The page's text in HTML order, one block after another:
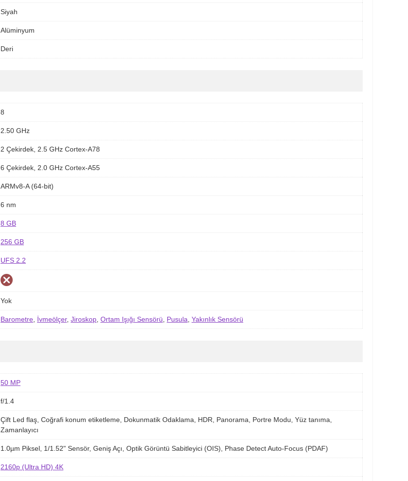
Siyah
Alüminyum
Deri
8
2.50 GHz
2 Çekirdek, 2.5 GHz Cortex-A78
6 Çekirdek, 2.0 GHz Cortex-A55
ARMv8-A (64-bit)
6 nm
8 GB
256 GB
UFS 2.2
Yok
Barometre, İvmeölçer, Jiroskop, Ortam Işığı Sensörü, Pusula, Yakınlık Sensörü
50 MP
f/1.4
Çift Led flaş, Coğrafi konum etiketleme, Dokunmatik Odaklama, HDR, Panorama, Portre Modu, Yüz tanıma,
Zamanlayıcı
1.0µm Piksel, 1/1.52" Sensör, Geniş Açı, Optik Görüntü Sabitleyici (OIS), Phase Detect Auto-Focus (PDAF)
2160p (Ultra HD) 4K